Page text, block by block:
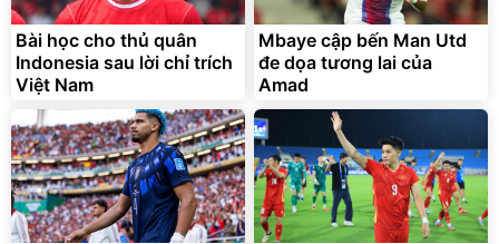
Bài học cho thủ quân
Indonesia sau lời chỉ trích
Việt Nam
Mbaye cập bến Man Utd
đe dọa tương lai của
Amad